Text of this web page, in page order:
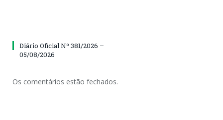
Diário Oficial Nº 381/2026 –
05/08/2026
Os comentários estão fechados.